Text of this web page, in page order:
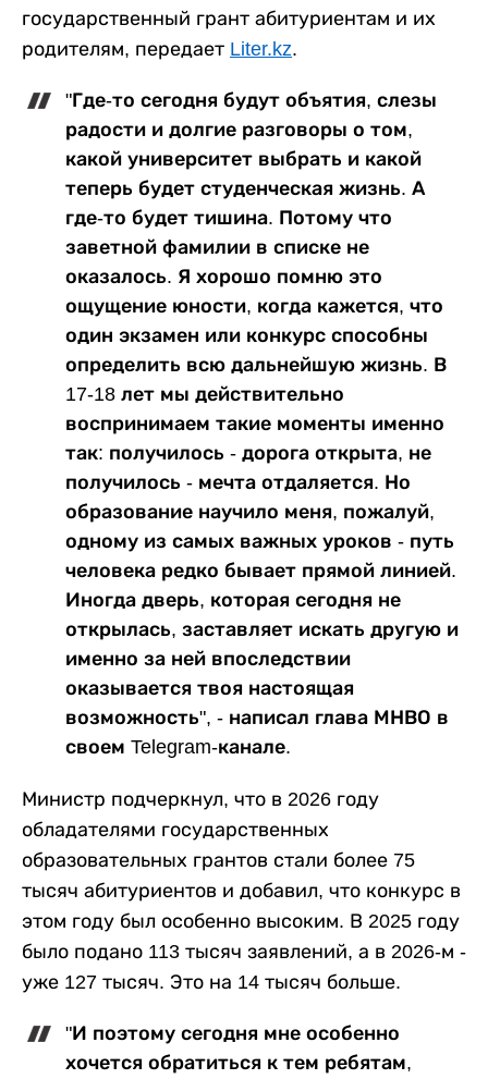
государственный грант абитуриентам и их
родителям, передает Liter.kz.
"Где-то сегодня будут объятия, слезы
радости и долгие разговоры о том,
какой университет выбрать и какой
теперь будет студенческая жизнь. А
где-то будет тишина. Потому что
заветной фамилии в списке не
оказалось. Я хорошо помню это
ощущение юности, когда кажется, что
один экзамен или конкурс способны
определить всю дальнейшую жизнь. В
17-18 лет мы действительно
воспринимаем такие моменты именно
так: получилось - дорога открыта, не
получилось - мечта отдаляется. Но
образование научило меня, пожалуй,
одному из самых важных уроков - путь
человека редко бывает прямой линией.
Иногда дверь, которая сегодня не
открылась, заставляет искать другую и
именно за ней впоследствии
оказывается твоя настоящая
возможность", - написал глава МНВО в
своем Telegram-канале.
Министр подчеркнул, что в 2026 году
обладателями государственных
образовательных грантов стали более 75
тысяч абитуриентов и добавил, что конкурс в
этом году был особенно высоким. В 2025 году
было подано 113 тысяч заявлений, а в 2026-м -
уже 127 тысяч. Это на 14 тысяч больше.
"И поэтому сегодня мне особенно
хочется обратиться к тем ребятам,